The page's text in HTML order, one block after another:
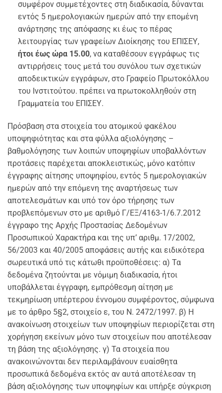
συμφέρον συμμετέχοντες στη διαδικασία, δύνανται
εντός 5 ημερολογιακών ημερών από την επομένη
ανάρτησης της απόφασης κι έως το πέρας
λειτουργίας των γραφείων Διοίκησης του ΕΠΙΣΕΥ,
ήτοι έως ώρα 15.00, να καταθέσουν εγγράφως τις
αντιρρήσεις τους μετά του συνόλου των σχετικών
αποδεικτικών εγγράφων, στο Γραφείο Πρωτοκόλλου
του Ινστιτούτου. πρέπει να πρωτοκολληθούν στη
Γραμματεία του ΕΠΙΣΕΥ.
Πρόσβαση στα στοιχεία του ατομικού φακέλου
υποψηφιότητας και στα φύλλα αξιολόγησης –
βαθμολόγησης των λοιπών υποψηφίων υποβαλλόντων
προτάσεις παρέχεται αποκλειστικώς, μόνο κατόπιν
έγγραφης αίτησης υποψηφίου, εντός 5 ημερολογιακών
ημερών από την επόμενη της αναρτήσεως των
αποτελεσμάτων και υπό τον όρο τήρησης των
προβλεπόμενων στο με αριθμό Γ/ΕΞ/4163-1/6.7.2012
έγγραφο της Αρχής Προστασίας Δεδομένων
Προσωπικού Χαρακτήρα και της υπ’ αριθμ. 17/2002,
56/2003 και 40/2005 αποφάσεις αυτής και ειδικότερα
σωρευτικά υπό τις κάτωθι προϋποθέσεις: α) Τα
δεδομένα ζητούνται με νόμιμη διαδικασία, ήτοι
υποβάλλεται έγγραφη, εμπρόθεσμη αίτηση με
τεκμηρίωση υπέρτερου έννομου συμφέροντος, σύμφωνα
με το άρθρο 5§2, στοιχείο ε, του Ν. 2472/1997. β) Η
ανακοίνωση στοιχείων των υποψηφίων περιορίζεται στη
χορήγηση εκείνων μόνο των στοιχείων που αποτέλεσαν
τη βάση της αξιολόγησης. γ) Τα στοιχεία που
ανακοινώνονται δεν περιλαμβάνουν ευαίσθητα
προσωπικά δεδομένα εκτός αν αυτά αποτέλεσαν τη
βάση αξιολόγησης των υποψηφίων και υπήρξε σύγκριση